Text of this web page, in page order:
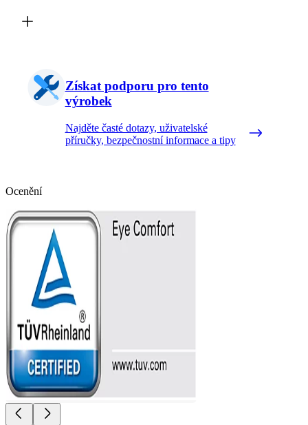
Získat podporu pro tento
výrobek
Najděte časté dotazy, uživatelské
příručky, bezpečnostní informace a tipy
Ocenění